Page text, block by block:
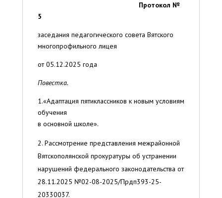
Протокол №
5
заседания педагогического совета Вятского
многопрофильного лицея
от 05.12.2025 года
Повестка.
1.«Адаптация пятиклассников к новым условиям
обучения
в основной школе».
Рассмотрение представления межрайонной
Вятскополянской прокуратуры об устранении
нарушений федерального законодательства от
28.11.2025 №02-08-2025/Прдп393-25-
20330037.